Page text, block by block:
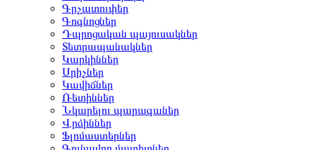
Գրչատուփեր
Գոգնոցներ
Դպրոցական պայուսակներ
Տետրապանակներ
Կարկիններ
Սրիչներ
Կավիճներ
Ռետիններ
Նկարելու պարագաներ
Վրձիններ
Ֆլոմաստերներ